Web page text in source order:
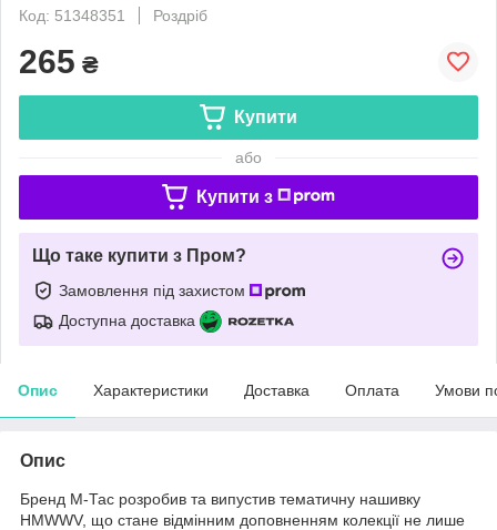
Код: 51348351
Роздріб
265 ₴
Купити
або
Купити з
Що таке купити з Пром?
Замовлення під захистом
Доступна доставка
Опис Характеристики Доставка Оплата Умови
Опис
Бренд М-Тас розробив та випустив тематичну нашивку
HMWWV, що стане відмінним доповненням колекції не лише